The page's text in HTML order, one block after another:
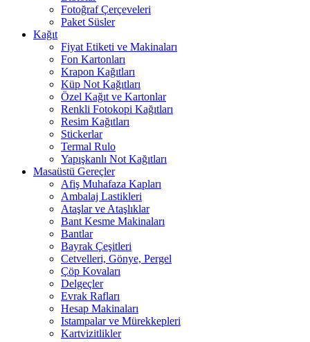
Fotoğraf Çerçeveleri
Paket Süsler
Kağıt
Fiyat Etiketi ve Makinaları
Fon Kartonları
Krapon Kağıtları
Küp Not Kağıtları
Özel Kağıt ve Kartonlar
Renkli Fotokopi Kağıtları
Resim Kağıtları
Stickerlar
Termal Rulo
Yapışkanlı Not Kağıtları
Masaüstü Gereçler
Afiş Muhafaza Kapları
Ambalaj Lastikleri
Ataşlar ve Ataşlıklar
Bant Kesme Makinaları
Bantlar
Bayrak Çeşitleri
Cetvelleri, Gönye, Pergel
Çöp Kovaları
Delgeçler
Evrak Rafları
Hesap Makinaları
Istampalar ve Mürekkepleri
Kartvizitlikler